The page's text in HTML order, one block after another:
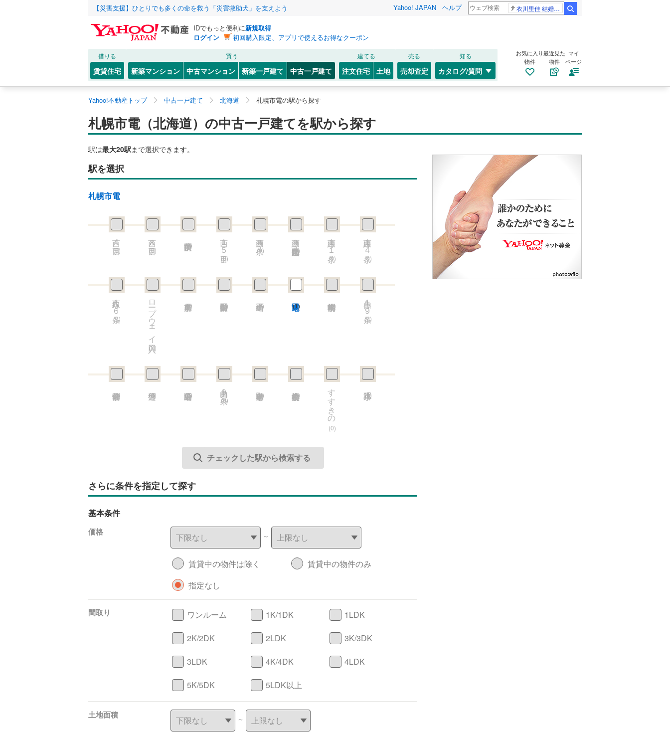
【災害支援】ひとりでも多くの命を救う「災害救助犬」を支えよう Yahoo! JAPAN ヘルプ 衣川里佳 結婚発表
IDでもっと便利に新規取得
ログイン
初回購入限定、アプリで使えるお得なクーポン
借りる
賃貸住宅
買う
新築マンション 中古マンション 新築一戸建て 中古一戸建て
建てる
注文住宅 土地
売る
売却査定
知る
カタログ/質問
お気に入り
物件
最近見た
物件
マイ
ページ
Yahoo!不動産トップ 中古一戸建て 北海道 札幌市電の駅から探す
札幌市電（北海道）の中古一戸建てを駅から探す
駅は最大20駅 まで選択できます。
駅を選択
札幌市電
西４丁目
(0) (0)
(0) 西１５丁目
(0)
(0) (0)
西線１１条
(0)
西線１４条
(0)
西線１６条
(0) ロープウェイ入口
(0)
(0) (0) (0) (1) (0) 山鼻１９条
(0)
(0) (0) (0)
(0)
(0) (0) すすきの
(0)
(0)
さらに条件を指定して探す
基本条件
価格 ～
賃貸中の物件は除く
賃貸中の物件のみ
指定なし
間取り ワンルーム 1K/1DK 1LDK
2K/2DK 2LDK 3K/3DK
3LDK 4K/4DK 4LDK
5K/5DK 5LDK以上
土地面積 ～